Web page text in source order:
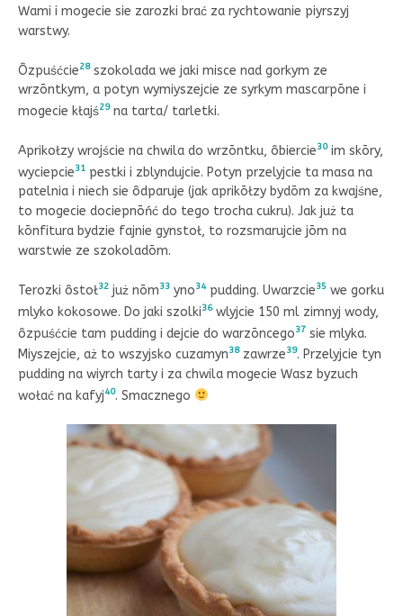
Wami i mogecie sie zarozki brać za rychtowanie piyrszyj
warstwy.
Ôzpuśćcie28szokolada we jaki misce nad gorkym ze
wrzōntkym, a potyn wymiyszejcie ze syrkym mascarpōne i
mogecie kłajś29na tarta/ tarletki.
Aprikołzy wrojście na chwila do wrzōntku, ôbiercie30im skōry,
wyciepcie31 pestki i zblyndujcie. Potyn przelyjcie ta masa na
patelnia i niech sie ôdparuje (jak aprikōłzy bydōm za kwajśne,
to mogecie dociepnōńć do tego trocha cukru). Jak już ta
kōnfitura bydzie fajnie gynstoł, to rozsmarujcie jōm na
warstwie ze szokoladōm.
Terozki ôstoł32 już nōm33 yno34pudding. Uwarzcie35 we gorku
mlyko kokosowe. Do jaki szolki36wlyjcie 150 ml zimnyj wody,
ôzpuśćcie tam pudding i dejcie do warzōncego37 sie mlyka.
Miyszejcie, aż to wszyjsko cuzamyn38zawrze39. Przelyjcie tyn
pudding na wiyrch tarty i za chwila mogecie Wasz byzuch
wołać na kafyj40. Smacznego